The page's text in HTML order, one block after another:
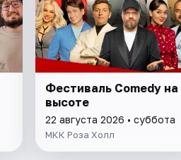
Фестиваль Comedy на
высоте
22 августа 2026 • суббота
МКК Роза Холл